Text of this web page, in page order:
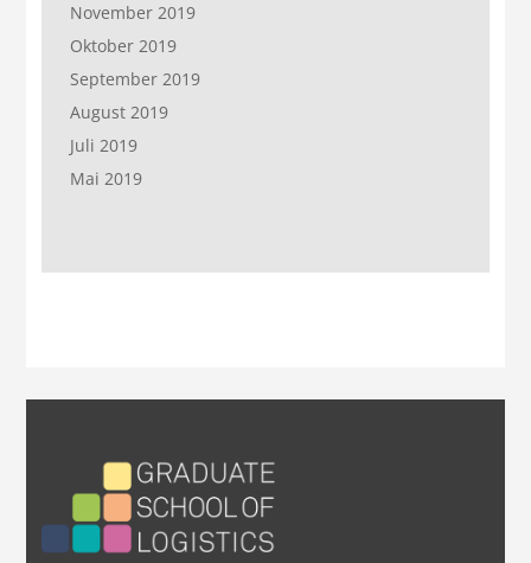
November 2019
Oktober 2019
September 2019
August 2019
Juli 2019
Mai 2019